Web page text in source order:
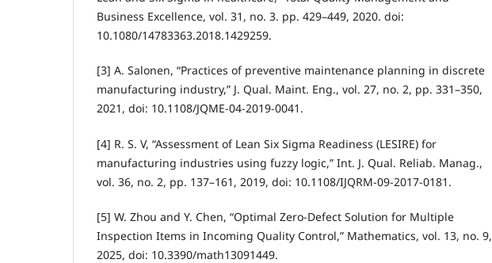
Business Excellence, vol. 31, no. 3. pp. 429–449, 2020. doi:
10.1080/14783363.2018.1429259.
[3] A. Salonen, “Practices of preventive maintenance planning in discrete
manufacturing industry,” J. Qual. Maint. Eng., vol. 27, no. 2, pp. 331–350,
2021, doi: 10.1108/JQME-04-2019-0041.
[4] R. S. V, “Assessment of Lean Six Sigma Readiness (LESIRE) for
manufacturing industries using fuzzy logic,” Int. J. Qual. Reliab. Manag.,
vol. 36, no. 2, pp. 137–161, 2019, doi: 10.1108/IJQRM-09-2017-0181.
[5] W. Zhou and Y. Chen, “Optimal Zero-Defect Solution for Multiple
Inspection Items in Incoming Quality Control,” Mathematics, vol. 13, no. 9,
2025, doi: 10.3390/math13091449.